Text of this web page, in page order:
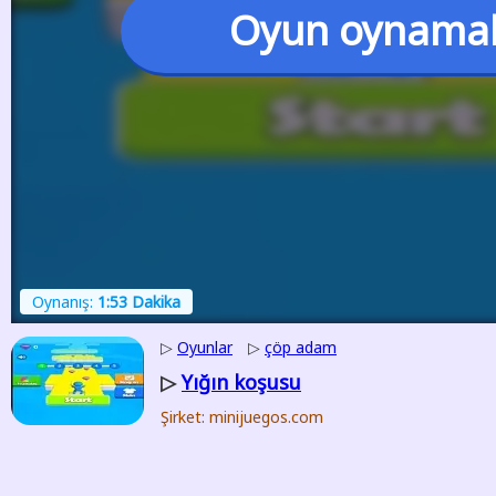
Oyun
Oynanış: 1:53 Dakika
▷ Oyunlar ▷ çöp adam
▷Yığın koşusu
Şirket: minijuegos.com